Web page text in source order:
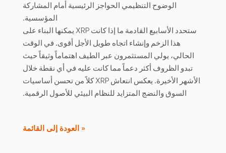
الوضوح التنظيمي الحواجز الرئيسية أمام المشاركة
المؤسسية.
ستحدد الأسابيع القادمة ما إذا كانت XRP يمكنها البناء على
هذا الزخم وإنشاء اتجاه طويل الأجل أقوى. في الوقت
الحالي، يولي المستثمرون عبر الطيف اهتماماً وثيقاً حيث
تبدو الظروف أكثر دعماً مما كانت عليه في أي نقطة خلال
الأشهر الأخيرة. يعكس انتعاش XRP كلاً من تحسن أساسيات
السوق والنضج المتزايد للنظام البيئي للأصول الرقمية.
« العودة إلى القائمة